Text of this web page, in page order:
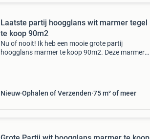
Laatste partij hoogglans wit marmer tegel
te koop 90m2
Nu of nooit! Ik heb een mooie grote partij
hoogglans marmer te koop 90m2. Deze marmer
Nieuw Ophalen of Verzenden 75 m² of meer